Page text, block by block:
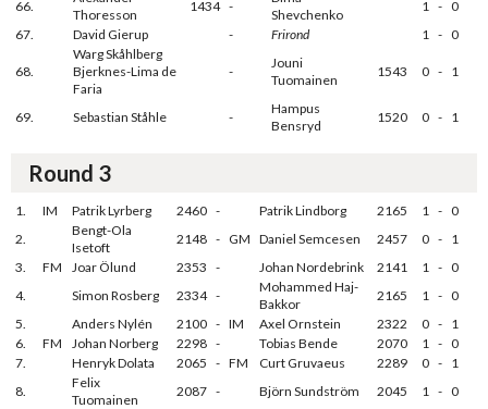
66.
Thoresson
1434 -
Shevchenko
1 - 0
67.
David Gierup - Frirond 1 - 0
68.
Warg Skåhlberg
Bjerknes-Lima de
Faria
-
Jouni
Tuomainen
1543 0 - 1
69. Sebastian Ståhle -
Hampus
Bensryd
1520 0 - 1
Round 3
1. IM Patrik Lyrberg 2460 - Patrik Lindborg 2165 1 - 0
2.
Bengt-Ola
Isetoft
2148 - GM Daniel Semcesen 2457 0 - 1
3.
FM Joar Ölund 2353 - Johan Nordebrink 2141 1 - 0
4.
Simon Rosberg 2334 -
Mohammed Haj-
Bakkor
2165 1 - 0
5.
Anders Nylén 2100 - IM Axel Ornstein 2322 0 - 1
6.
FM Johan Norberg 2298 - Tobias Bende 2070 1 - 0
7.
Henryk Dolata 2065 - FM Curt Gruvaeus 2289 0 - 1
8.
Felix
Tuomainen
2087 - Björn Sundström 2045 1 - 0